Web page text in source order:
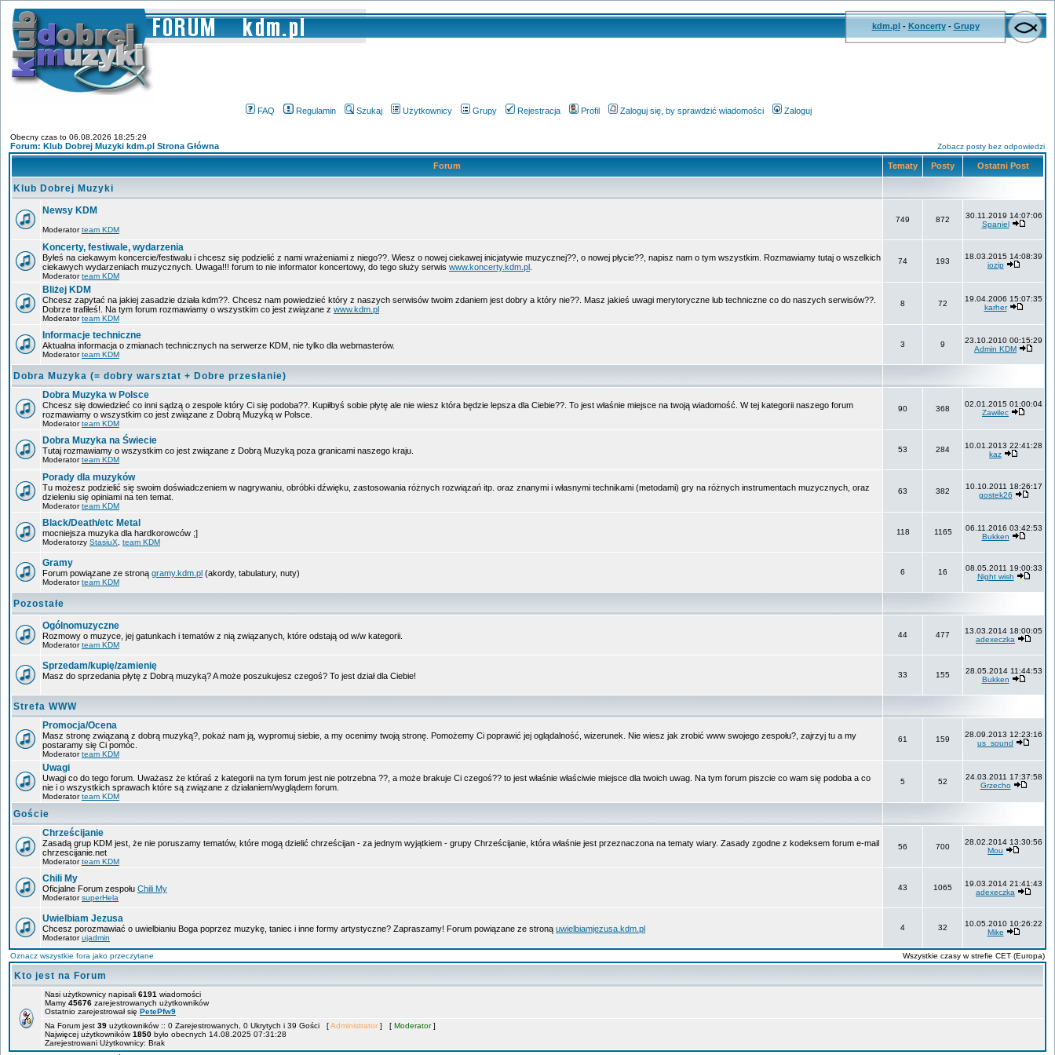
kdm.pl- Koncerty- Grupy
FAQ Regulamin Szukaj Użytkownicy Grupy Rejestracja Profil Zaloguj się, by sprawdzić wiadomości Zaloguj
Obecny czas to 06.08.2026 18:25:29
Forum: Klub Dobrej Muzyki kdm.pl Strona Główna Zobacz posty bez odpowiedzi
Forum Tematy Posty Ostatni Post
Klub Dobrej Muzyki
Newsy KDM
Moderatorteam KDM
749 872
30.11.2019 14:07:06
Spaniel
Koncerty, festiwale, wydarzenia
Byłeś na ciekawym koncercie/festiwalu i chcesz się podzielić z nami wrażeniami z niego??. Wiesz o nowej ciekawej inicjatywie muzycznej??, o nowej płycie??, napisz nam o tym wszystkim. Rozmawiamy tutaj o wszelkich
ciekawych wydarzeniach muzycznych. Uwaga!!! forum to nie informator koncertowy, do tego służy serwis www.koncerty.kdm.pl
Moderatorteam KDM
74 193
18.03.2015 14:08:39
jozip
Bliżej KDM
Chcesz zapytać na jakiej zasadzie działa kdm??. Chcesz nam powiedzieć który z naszych serwisów twoim zdaniem jest dobry a który nie??. Masz jakieś uwagi merytoryczne lub techniczne co do naszych serwisów??.
Dobrze trafiłeś!. Na tym forum rozmawiamy o wszystkim co jest związane z www.kdm.pl
Moderatorteam KDM
8 72
19.04.2006 15:07:35
karher
Informacje techniczne
Aktualna informacja o zmianach technicznych na serwerze KDM, nie tylko dla webmasterów.
Moderatorteam KDM
3 9
23.10.2010 00:15:29
Admin KDM
Dobra Muzyka (= dobry warsztat + Dobre przesłanie)
Dobra Muzyka w Polsce
Chcesz się dowiedzieć co inni sądzą o zespole który Ci się podoba??. Kupiłbyś sobie płytę ale nie wiesz która będzie lepsza dla Ciebie??. To jest właśnie miejsce na twoją wiadomość. W tej kategorii naszego forum
rozmawiamy o wszystkim co jest związane z Dobrą Muzyką w Polsce.
Moderatorteam KDM
90 368
02.01.2015 01:00:04
Zawilec
Dobra Muzyka na Świecie
Tutaj rozmawiamy o wszystkim co jest związane z Dobrą Muzyką poza granicami naszego kraju.
Moderatorteam KDM
53 284
10.01.2013 22:41:28
kaz
Porady dla muzyków
Tu możesz podzielić się swoim doświadczeniem w nagrywaniu, obróbki dźwięku, zastosowania różnych rozwiązań itp. oraz znanymi i własnymi technikami (metodami) gry na różnych instrumentach muzycznych, oraz
dzieleniu się opiniami na ten temat.
Moderatorteam KDM
63 382
10.10.2011 18:26:17
gostek26
Black/Death/etc Metal
mocniejsza muzyka dla hardkorowców ;]
Moderatorzy StasiuX team KDM
118 1165
06.11.2016 03:42:53
Bukken
Gramy
Forum powiązane ze stroną gramy.kdm.pl (akordy, tabulatury, nuty)
Moderatorteam KDM
6 16
08.05.2011 19:00:33
Night wish
Pozostałe
Ogólnomuzyczne
Rozmowy o muzyce, jej gatunkach i tematów z nią związanych, które odstają od w/w kategorii.
Moderatorteam KDM
44 477
13.03.2014 18:00:05
adexeczka
Sprzedam/kupię/zamienię
Masz do sprzedania płytę z Dobrą muzyką? A może poszukujesz czegoś? To jest dział dla Ciebie! 33 155
28.05.2014 11:44:53
Bukken
Strefa WWW
Promocja/Ocena
Masz stronę związaną z dobrą muzyką?, pokaż nam ją, wypromuj siebie, a my ocenimy twoją stronę. Pomożemy Ci poprawić jej oglądalność, wizerunek. Nie wiesz jak zrobić www swojego zespołu?, zajrzyj tu a my
postaramy się Ci pomóc.
Moderatorteam KDM
61 159
28.09.2013 12:23:16
us_sound
Uwagi
Uwagi co do tego forum. Uważasz że któraś z kategorii na tym forum jest nie potrzebna ??, a może brakuje Ci czegoś?? to jest właśnie właściwie miejsce dla twoich uwag. Na tym forum piszcie co wam się podoba a co
nie i o wszystkich sprawach które są związane z działaniem/wyglądem forum.
Moderatorteam KDM
5 52
24.03.2011 17:37:58
Grzecho
Goście
Chrześcijanie
Zasadą grup KDM jest, że nie poruszamy tematów, które mogą dzielić chrześcijan - za jednym wyjątkiem - grupy Chrześcijanie, która właśnie jest przeznaczona na tematy wiary. Zasady zgodne z kodeksem forum e-mail
chrzescijanie.net
Moderatorteam KDM
56 700
28.02.2014 13:30:56
Mou
Chili My
Oficjalne Forum zespołu Chili My
ModeratorsuperHela
43 1065
19.03.2014 21:41:43
adexeczka
Uwielbiam Jezusa
Chcesz porozmawiać o uwielbianiu Boga poprzez muzykę, taniec i inne formy artystyczne? Zapraszamy! Forum powiązane ze stroną uwielbiamjezusa.kdm.pl
Moderatorujadmin
4 32
10.05.2010 10:26:22
Mike
Oznacz wszystkie fora jako przeczytane Wszystkie czasy w strefie CET (Europa)
Kto jest na Forum
Nasi użytkownicy napisali 6191 wiadomości
Mamy 45676 zarejestrowanych użytkowników
Ostatnio zarejestrował się PetePfw9
Na Forum jest 39 użytkowników :: 0 Zarejestrowanych, 0 Ukrytych i 39 Gości [Administrator ] [ Moderator]
Najwięcej użytkowników1850 było obecnych 14.08.2025 07:31:28
Zarejestrowani Użytkownicy: Brak